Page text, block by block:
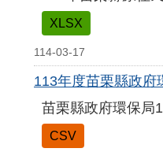
XLSX
114-03-17
113年度苗栗縣政府
苗栗縣政府環保局
CSV